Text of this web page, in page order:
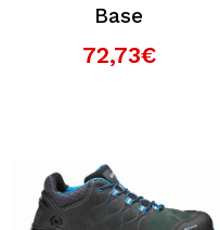
Base
72,73€